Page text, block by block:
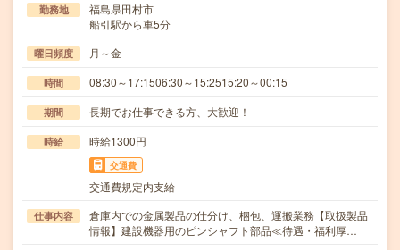
勤務地
福島県田村市
船引駅から車5分
曜日頻度 月～金
時間 08:30～17:1506:30～15:2515:20～00:15
期間 長期でお仕事できる方、大歓迎！
時給 時給1300円
交通費
交通費規定内支給
仕事内容
倉庫内での金属製品の仕分け、梱包、運搬業務【取扱製品
情報】建設機器用のピンシャフト部品≪待遇・福利厚…